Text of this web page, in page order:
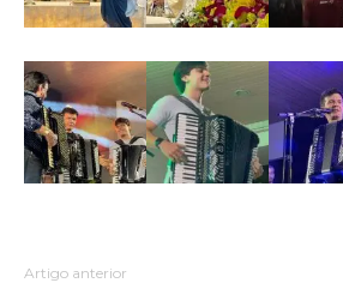
Artigo anterior